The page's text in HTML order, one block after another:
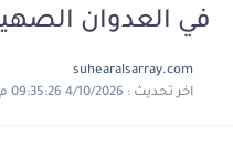
العتبة في العدوان
suhearalsarray.com
اخر تحديث : 4/10/2026 09:35:26 م